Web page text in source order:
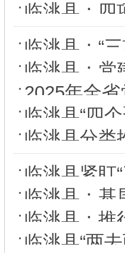
临洮县：四
临洮县：“
能
临洮县：党
2025年全
展播 | 点亮
临洮县“四
高质量发展
临洮县分类
临洮县紧盯
临洮县：基
会治理“神
临洮县：推
经济高质量
临洮县“两